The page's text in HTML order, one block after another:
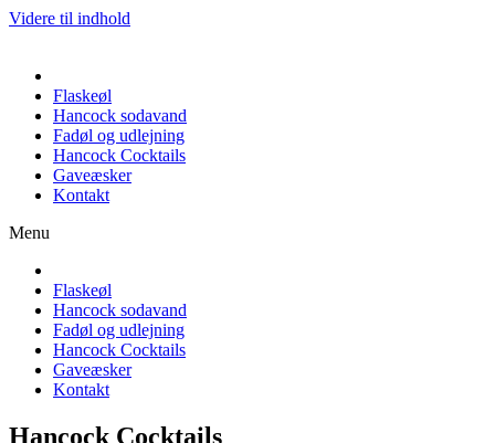
Videre til indhold
Flaskeøl
Hancock sodavand
Fadøl og udlejning
Hancock Cocktails
Gaveæsker
Kontakt
Menu
Flaskeøl
Hancock sodavand
Fadøl og udlejning
Hancock Cocktails
Gaveæsker
Kontakt
Hancock Cocktails